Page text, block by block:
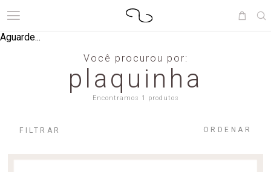
Aguarde...
Você procurou por:
plaquinha
Encontramos 1 produtos
FILTRAR ORDENAR